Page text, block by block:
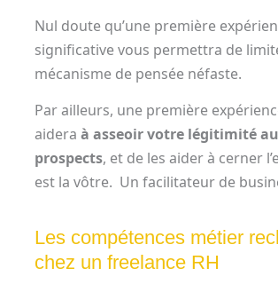
Nul doute qu’une première
significative vous permettra de
mécanisme de pensée néfaste.
Par ailleurs, une première
aidera à asseoir votre légitimité
prospects, et de les aider à cerner
est la vôtre. Un facilitateur de
Les compétences métier
chez un freelance RH